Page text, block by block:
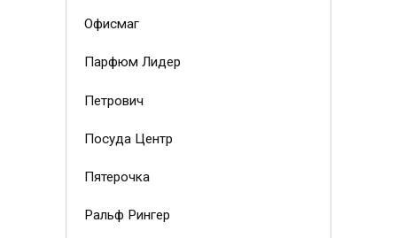
Офисмаг
Парфюм Лидер
Петрович
Посуда Центр
Пятерочка
Ральф Рингер